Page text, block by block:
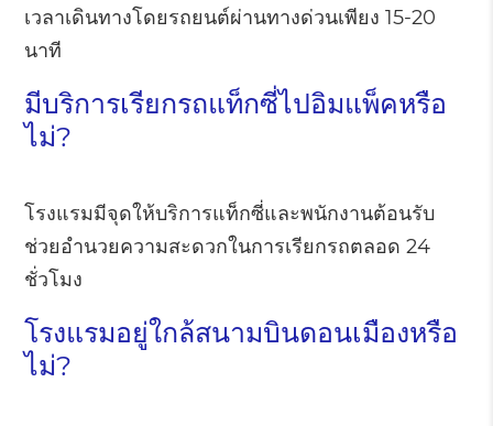
เวลาเดินทางโดยรถยนต์ผ่านทางด่วนเพียง 15-20
นาที
มีบริการเรียกรถแท็กซี่ไปอิมแพ็คหรือ
ไม่?
โรงแรมมีจุดให้บริการแท็กซี่และพนักงานต้อนรับ
ช่วยอำนวยความสะดวกในการเรียกรถตลอด 24
ชั่วโมง
โรงแรมอยู่ใกล้สนามบินดอนเมืองหรือ
ไม่?